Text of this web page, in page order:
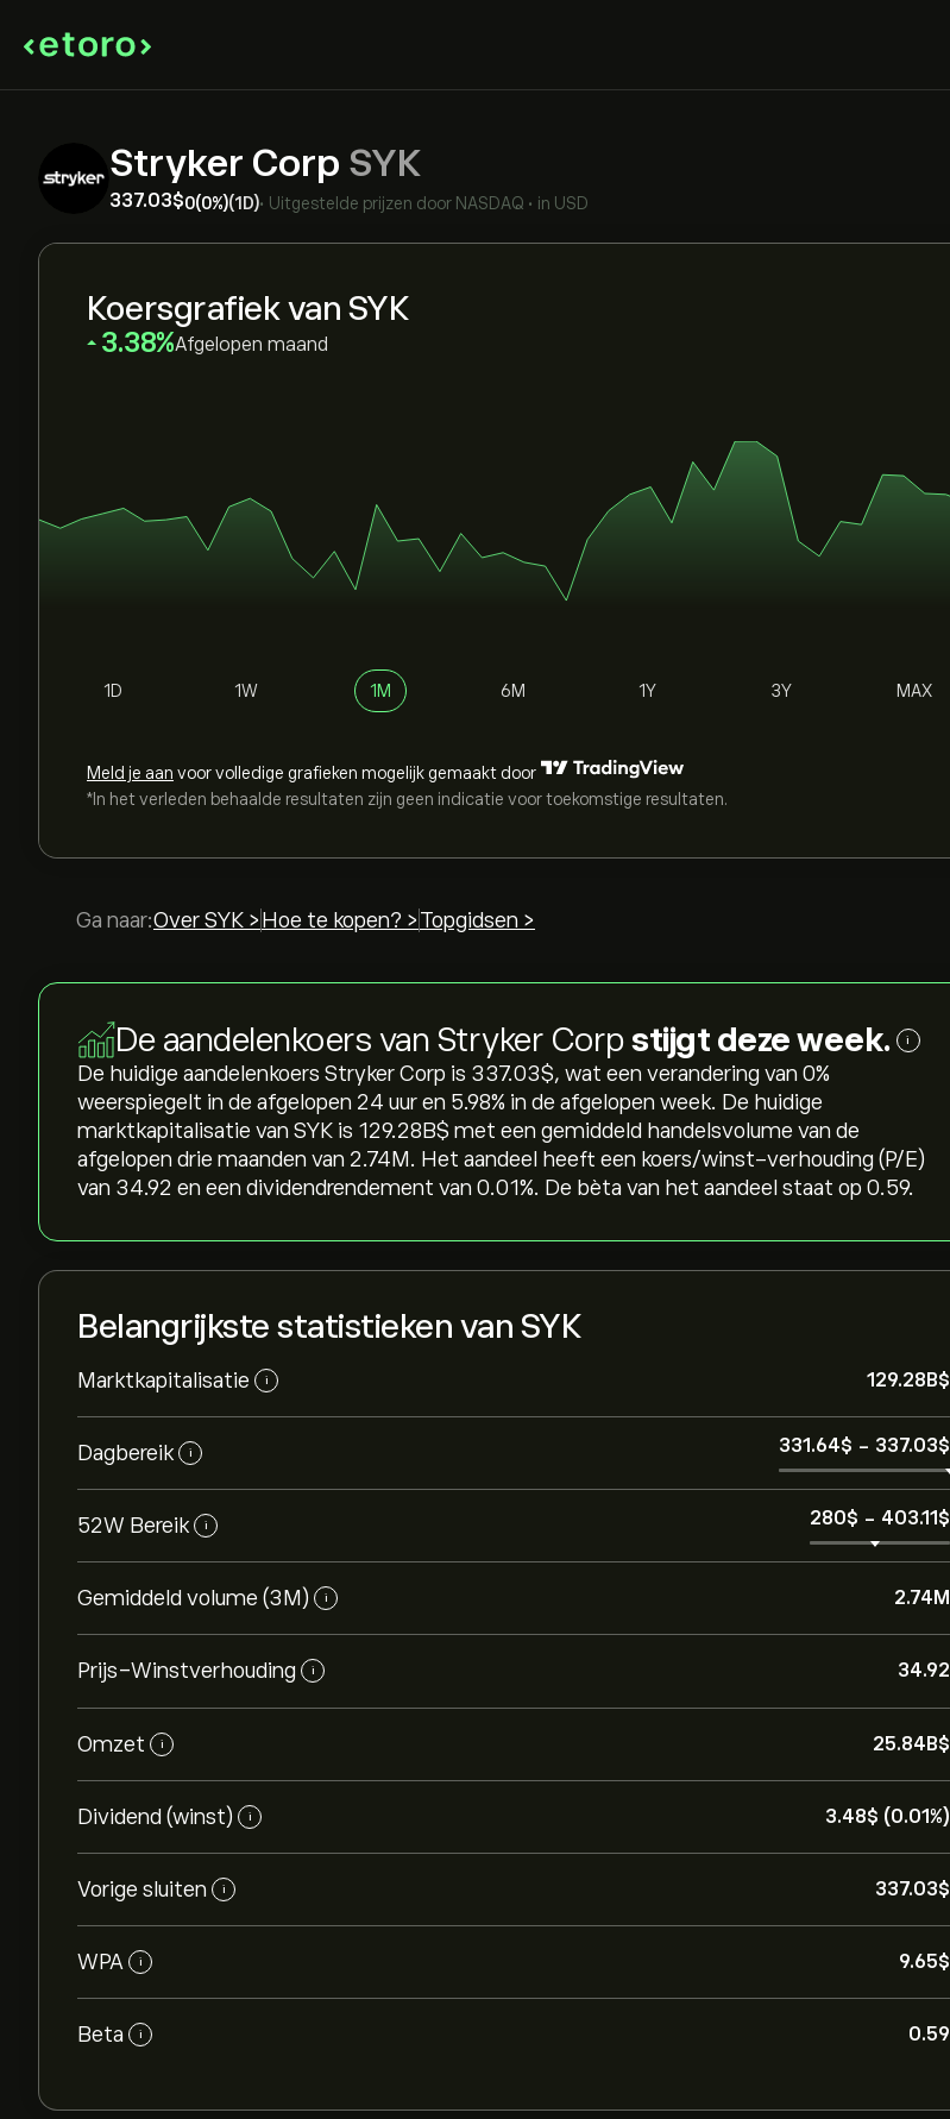
Stryker Corp SYK
337.03‎$‎0(0%)(1D)• Uitgestelde prijzen door NASDAQ • in USD
Koersgrafiek van SYK
‎3.38‎ Afgelopen maand
1D 1W 1M 6M 1Y 3Y MAX
Meld je aan voor volledige grafieken mogelijk gemaakt door
*In het verleden behaalde resultaten zijn geen indicatie voor toekomstige resultaten.
Ga naar:Over SYK > Hoe te kopen? > Topgidsen >
De aandelenkoers van Stryker Corpstijgt deze week. i
De huidige aandelenkoers Stryker Corp is 337.03‎$‎, wat een verandering van ‎0‎%
weerspiegelt in de afgelopen 24 uur en ‎5.98‎% in de afgelopen week. De huidige
marktkapitalisatie van SYK is 129.28B‎$‎ met een gemiddeld handelsvolume van de
afgelopen drie maanden van 2.74M. Het aandeel heeft een koers/winst-verhouding (P/E)
van 34.92 en een dividendrendement van 0.01%. De bèta van het aandeel staat op 0.59.
Belangrijkste statistieken van SYK
Marktkapitalisatie i 129.28B‎$‎
Dagbereik i 331.64‎$‎ - 337.03‎$‎
52W Bereik i 280‎$‎ - 403.11‎$‎
Gemiddeld volume (3M) i 2.74M
Prijs-Winstverhouding i 34.92
Omzet i 25.84B‎$‎
Dividend (winst) i 3.48‎$‎ (0.01%)
Vorige sluiten i 337.03‎$‎
WPA i 9.65‎$‎
Beta i 0.59